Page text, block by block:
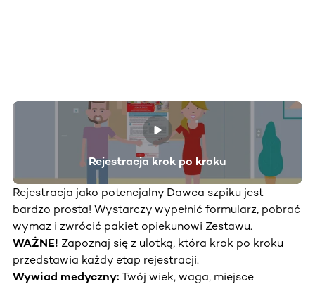
Rejestracja krok po kroku
Rejestracja jako potencjalny Dawca szpiku jest
bardzo prosta! Wystarczy wypełnić formularz, pobrać
wymaz i zwrócić pakiet opiekunowi Zestawu.
WAŻNE! Zapoznaj się z ulotką, która krok po kroku
przedstawia każdy etap rejestracji.
Wywiad medyczny: Twój wiek, waga, miejsce